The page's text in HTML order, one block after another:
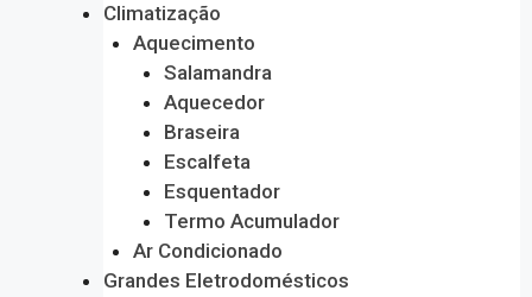
Climatização
Aquecimento
Salamandra
Aquecedor
Braseira
Escalfeta
Esquentador
Termo Acumulador
Ar Condicionado
Grandes Eletrodomésticos